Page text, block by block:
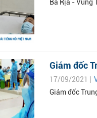
Bà Rịa - Vũng
Giám đốc
17/09/2021 |
Giám đốc